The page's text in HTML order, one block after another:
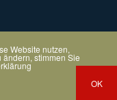
Website nutzen,
stimmen Sie
OK